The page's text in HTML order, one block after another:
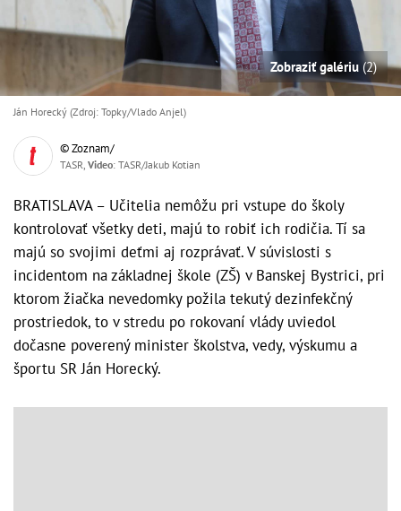
Zobraziť galériu (2)
Ján Horecký (Zdroj: Topky/Vlado Anjel)
© Zoznam/
TASR, Video: TASR/Jakub Kotian
BRATISLAVA – Učitelia nemôžu pri vstupe do školy
kontrolovať všetky deti, majú to robiť ich rodičia. Tí sa
majú so svojimi deťmi aj rozprávať. V súvislosti s
incidentom na základnej škole (ZŠ) v Banskej Bystrici, pri
ktorom žiačka nevedomky požila tekutý dezinfekčný
prostriedok, to v stredu po rokovaní vlády uviedol
dočasne poverený minister školstva, vedy, výskumu a
športu SR Ján Horecký.